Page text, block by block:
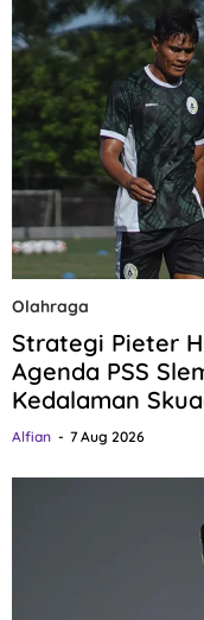
Olahraga
Strategi Pieter
Agenda PSS
Kedalaman
Alfian 7 Aug 2026